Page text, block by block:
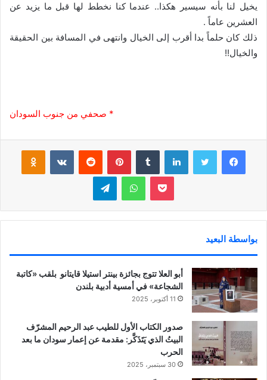
يخيل لنا بأنه سيسير هكذا.. عندما كنا نخطط لها قبل ما يزيد عن
العشرين عاماً .
ذلك كان حلماً بدا أقرب إلى الخيال وانتهى في المسافة بين الحقيقة
والخيال!!
* صحفي من جنوب السودان
فيسبوك لينكدإن بينتيريست
بوكيت واتساب تيلقرام
بواسطة البعيد
أبو العلا تتوج بجائزة بينتر استيلا قايتانو بلقب «كاتبة
الشجاعة» في أمسية أدبية بلندن
11 أكتوبر، 2025
صدور الكتاب الأول للطيب عبد الرحيم المشرّف
البيتُ الذي يَتَذَكَّر: مقدمة عن إعمار سودان ما بعد
الحرب
30 سبتمبر، 2025